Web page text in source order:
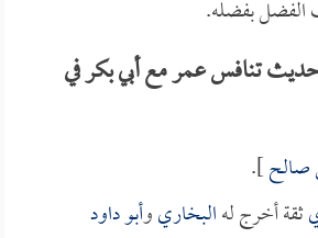
بفضله.
تنافس عمر مع أبي بكر في
صالح].
ثقة أخرج لهالبخاريوأبو داود